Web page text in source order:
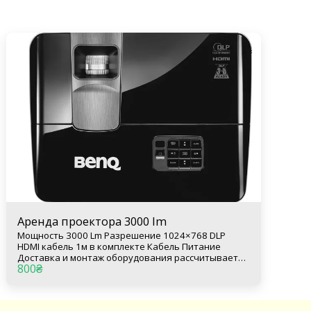
Аренда проектора 3000 lm
Мощность 3000 Lm Разрешение 1024×768 DLP
HDMI кабель 1м в комплекте Кабель Питание
Доставка и монтаж оборудования рассчитывается
индивидуально
800₴